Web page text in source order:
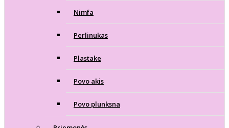
Nimfa
Perlinukas
Plastake
Povo akis
Povo plunksna